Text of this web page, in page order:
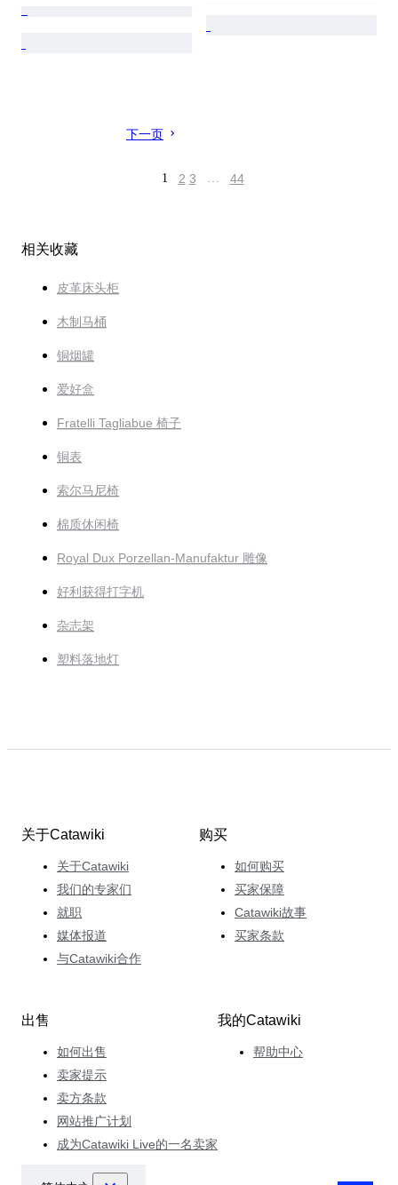
下一页
1 2 3 … 44
相关收藏
皮革床头柜
木制马桶
铜烟罐
爱好盒
Fratelli Tagliabue 椅子
铜表
索尔马尼椅
棉质休闲椅
Royal Dux Porzellan-Manufaktur 雕像
好利获得打字机
杂志架
塑料落地灯
关于Catawiki
关于Catawiki
我们的专家们
就职
媒体报道
与Catawiki合作
购买
如何购买
买家保障
Catawiki故事
买家条款
出售
如何出售
卖家提示
卖方条款
网站推广计划
成为Catawiki Live的一名卖家
我的Catawiki
帮助中心